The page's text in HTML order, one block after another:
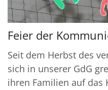
Feier der
Seit dem Herbst des
sich in unserer GdG
ihren Familien auf das